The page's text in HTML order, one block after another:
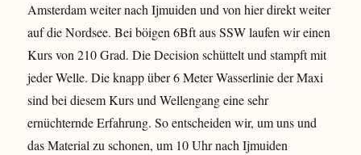
Amsterdam weiter nach Ijmuiden und von hier direkt weiter
auf die Nordsee. Bei böigen 6Bft aus SSW laufen wir einen
Kurs von 210 Grad. Die Decision schüttelt und stampft mit
jeder Welle. Die knapp über 6 Meter Wasserlinie der Maxi
sind bei diesem Kurs und Wellengang eine sehr
ernüchternde Erfahrung. So entscheiden wir, um uns und
das Material zu schonen, um 10 Uhr nach Ijmuiden